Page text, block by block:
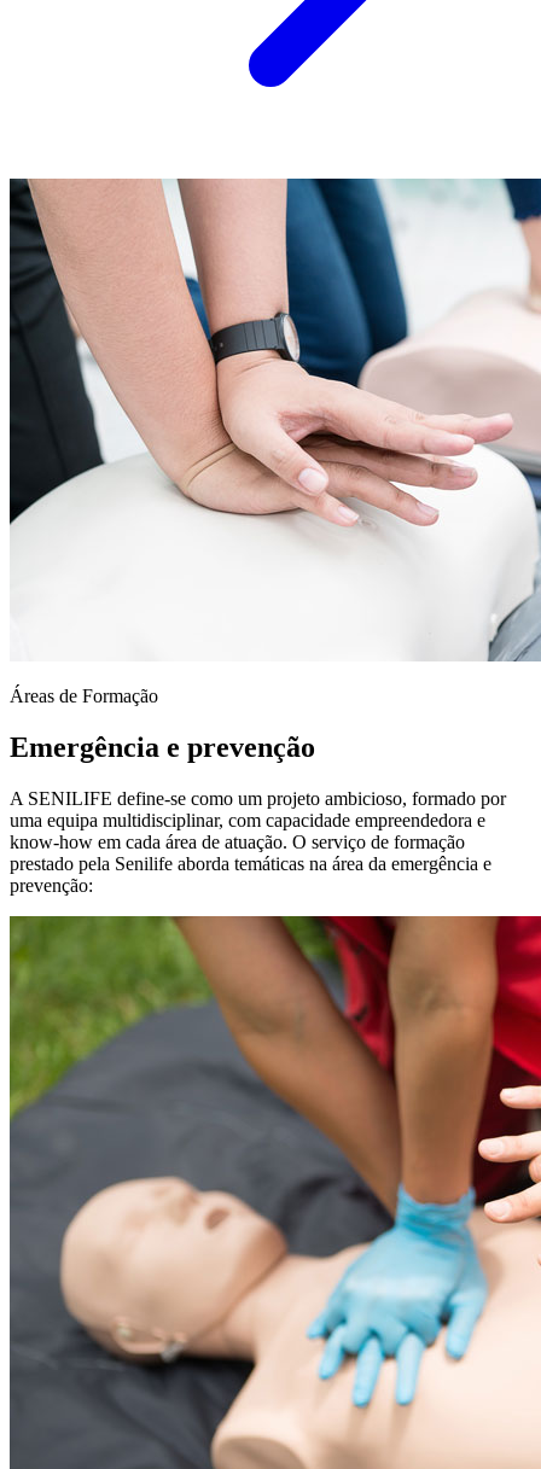
Áreas de Formação
Emergência e prevenção
A SENILIFE define-se como um projeto ambicioso, formado por
uma equipa multidisciplinar, com capacidade empreendedora e
know-how em cada área de atuação. O serviço de formação
prestado pela Senilife aborda temáticas na área da emergência e
prevenção: